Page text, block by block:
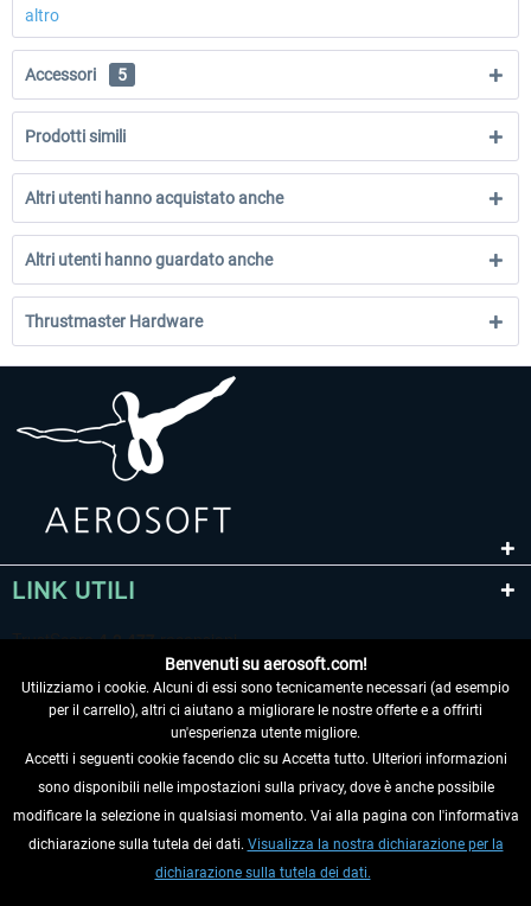
altro
Accessori 5
Prodotti simili
Altri utenti hanno acquistato anche
Altri utenti hanno guardato anche
Thrustmaster Hardware
LINK UTILI
RECEDERE DAL CONTRATTO
INFORMAZIONI
Benvenuti su aerosoft.com!
Utilizziamo i cookie. Alcuni di essi sono tecnicamente necessari (ad esempio
per il carrello), altri ci aiutano a migliorare le nostre offerte e a offrirti
un'esperienza utente migliore.
Accetti i seguenti cookie facendo clic su Accetta tutto. Ulteriori informazioni
sono disponibili nelle impostazioni sulla privacy, dove è anche possibile
modificare la selezione in qualsiasi momento. Vai alla pagina con l'informativa
dichiarazione sulla tutela dei dati. Visualizza la nostra dichiarazione per la
dichiarazione sulla tutela dei dati.